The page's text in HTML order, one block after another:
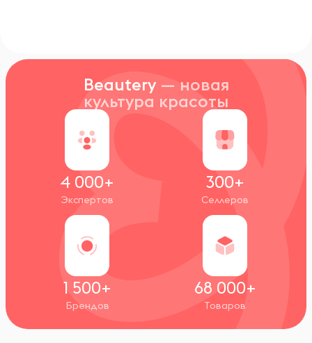
Beautery — новая
культура красоты
4 000+
Экспертов
300+
Селлеров
1 500+
Брендов
68 000+
Товаров